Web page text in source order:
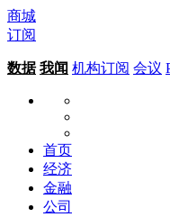
商城
订阅
数据 我闻 机构订阅 会议
首页
经济
金融
公司